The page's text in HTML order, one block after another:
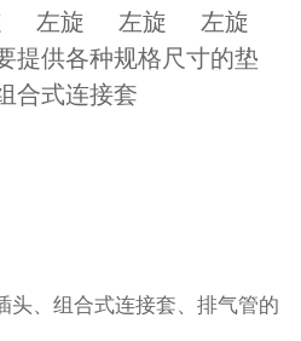
左旋 左旋 左旋
提供各种规格尺寸的垫
合式连接套
头、组合式连接套、排气管的